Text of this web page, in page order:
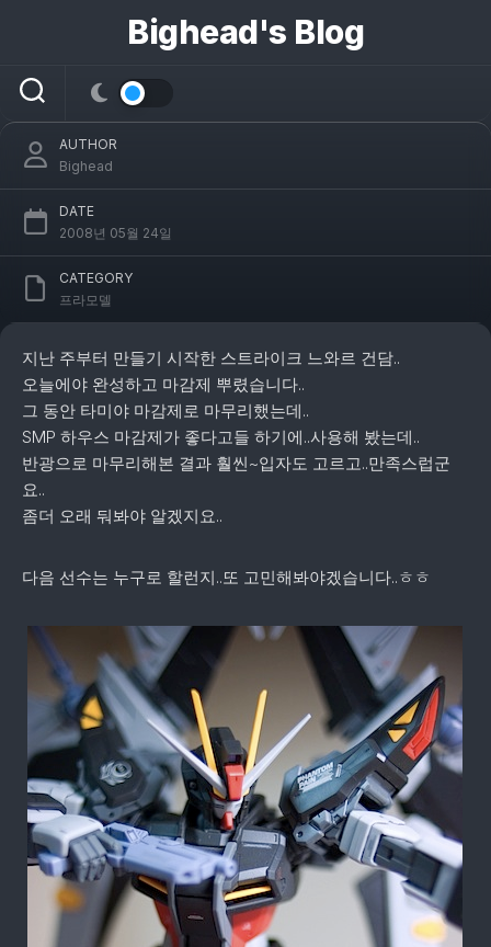
너
Bighead's Blog
[MG] GAT-X105E Strike Noir Gundam 완성
AUTHOR
Bighead
DATE
2008년 05월 24일
CATEGORY
프라모델
지난 주부터 만들기 시작한 스트라이크 느와르 건담..
오늘에야 완성하고 마감제 뿌렸습니다..
그 동안 타미야 마감제로 마무리했는데..
SMP 하우스 마감제가 좋다고들 하기에..사용해 봤는데..
반광으로 마무리해본 결과 훨씬~입자도 고르고..만족스럽군
요..
좀더 오래 둬봐야 알겠지요..
다음 선수는 누구로 할런지..또 고민해봐야겠습니다..ㅎㅎ